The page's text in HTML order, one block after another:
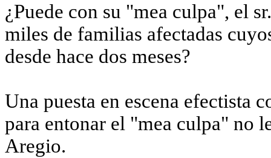
¿Puede con su "mea culpa", el
miles de familias afectadas
desde hace dos meses?
Una puesta en escena efectista
para entonar el "mea culpa" no
Aregio.